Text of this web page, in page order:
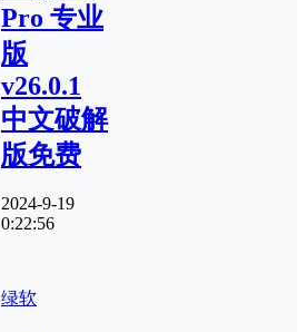
Pro 专业
版
v26.0.1
中文破解
版免费
2024-9-19
0:22:56
绿软